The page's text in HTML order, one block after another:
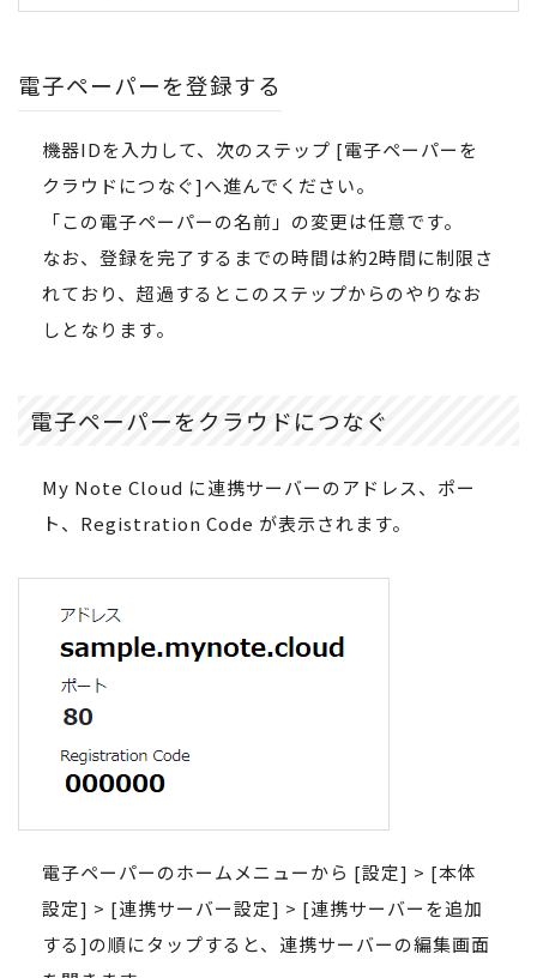
電子ペーパーを登録する
機器IDを入力して、次のステップ [電子ペーパーを
クラウドにつなぐ]へ進んでください。
「この電子ペーパーの名前」の変更は任意です。
なお、登録を完了するまでの時間は約2時間に制限さ
れており、超過するとこのステップからのやりなお
しとなります。
電子ペーパーをクラウドにつなぐ
My Note Cloud に連携サーバーのアドレス、ポー
ト、Registration Code が表示されます。
電子ペーパーのホームメニューから [設定] > [本体
設定] > [連携サーバー設定] > [連携サーバーを追加
する]の順にタップすると、連携サーバーの編集画面